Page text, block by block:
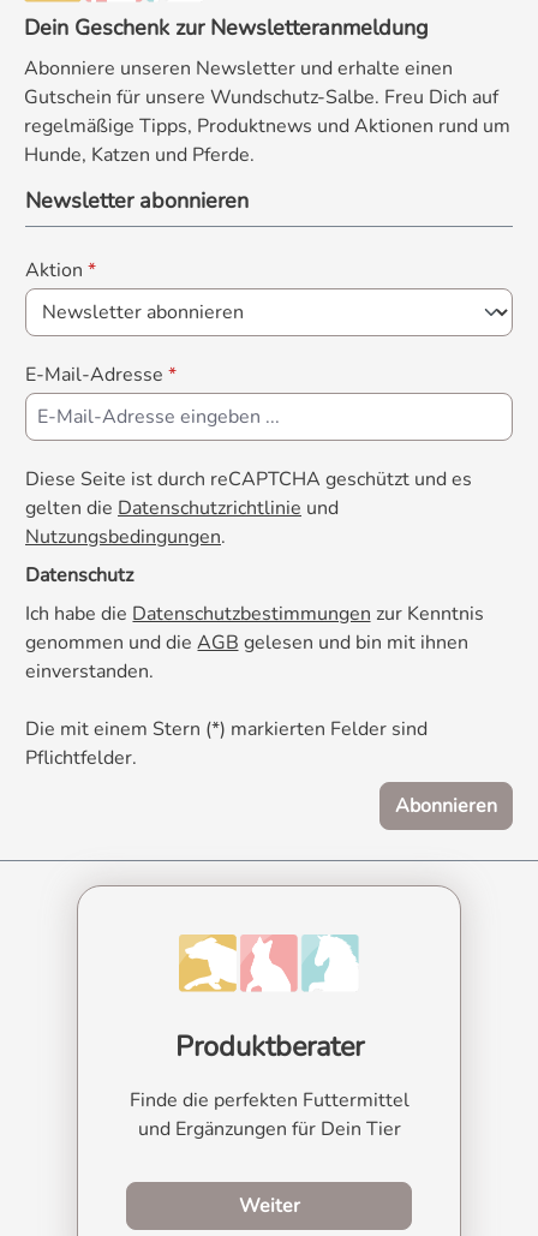
Dein Geschenk zur Newsletteranmeldung
Abonniere unseren Newsletter und erhalte einen
Gutschein für unsere Wundschutz-Salbe. Freu Dich auf
regelmäßige Tipps, Produktnews und Aktionen rund um
Hunde, Katzen und Pferde.
Newsletter abonnieren
Aktion *
E-Mail-Adresse *
Diese Seite ist durch reCAPTCHA geschützt und es
gelten die Datenschutzrichtlinie und
Nutzungsbedingungen.
Datenschutz
Ich habe die Datenschutzbestimmungen zur Kenntnis
genommen und die AGB gelesen und bin mit ihnen
einverstanden.
Die mit einem Stern (*) markierten Felder sind
Pflichtfelder.
Abonnieren
Produktberater
Finde die perfekten Futtermittel
und Ergänzungen für Dein Tier
Weiterzum Produktberater